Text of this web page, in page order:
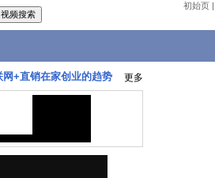
初始页 |
+直销在家创业的趋势 更多